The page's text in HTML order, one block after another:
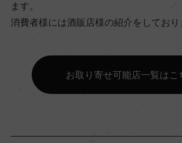
ビオ情報・認証機関
有機JAS認証
ます。
消費者様には酒販店様の紹介をしており
お取り寄せ可能店一覧はこ